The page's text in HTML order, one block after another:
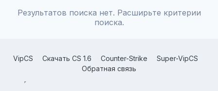
Результатов поиска нет. Расширьте критерии
поиска.
VipCS Скачать CS 1.6 Counter-Strike
Super-VipCS
Обратная связь